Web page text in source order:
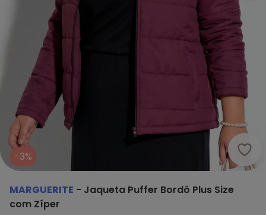
-3%
MARGUERITE - Jaqueta Puffer Bordô Plus Size
com Zíper